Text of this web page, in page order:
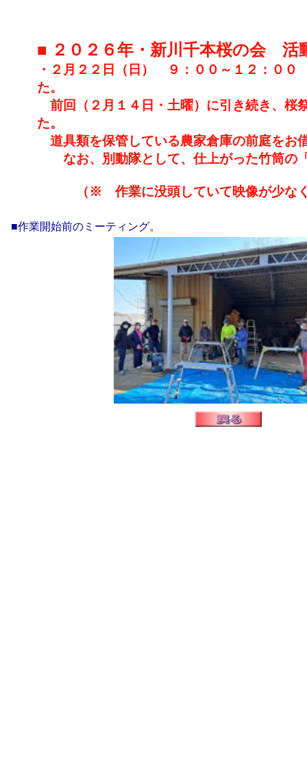
■ ２０２６年・新川千本桜の会 活
・２月２２日（日） ９：００～１２：０
た。
前回（２月１４日・土曜）に引き続き、桜
た。
道具類を保管している農家倉庫の前庭をお
なお、別動隊として、仕上がった竹筒の
（※ 作業に没頭していて映像が少なく
■作業開始前のミーティング。